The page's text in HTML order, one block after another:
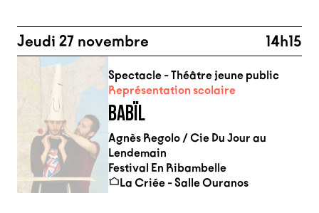
Jeudi 27 novembre 14h15
Spectacle - Théâtre jeune public
Représentation scolaire
BABÏL
Agnès Regolo / Cie Du Jour au
Lendemain
Festival En Ribambelle
La Criée - Salle Ouranos